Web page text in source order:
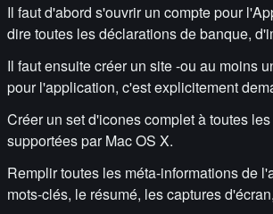
Il faut d'abord s'ouvrir un compte pour
dire toutes les déclarations de banque,
Il faut ensuite créer un site -ou au moins
pour l'application, c'est explicitement
Créer un set d'icones complet à toutes
supportées par Mac OS X.
Remplir toutes les méta-informations de
mots-clés, le résumé, les captures